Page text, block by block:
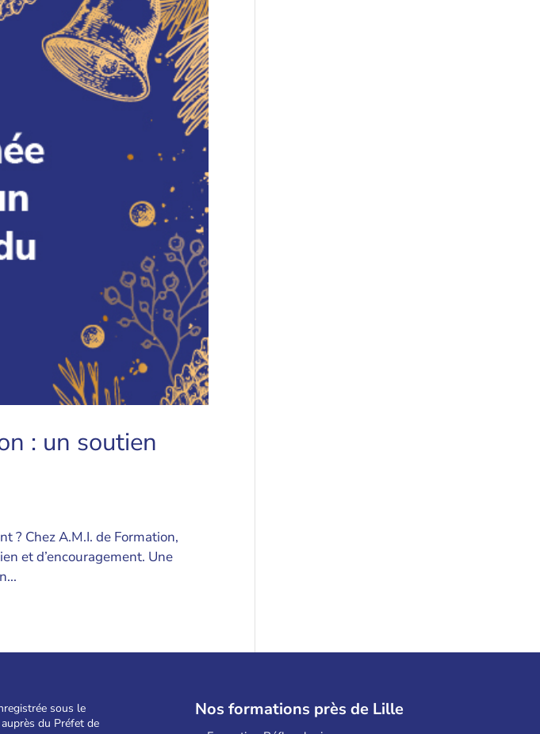
: un soutien
? Chez A.M.I. de Formation,
et d’encouragement. Une
sous le
du Préfet de
Nos formations près de Lille